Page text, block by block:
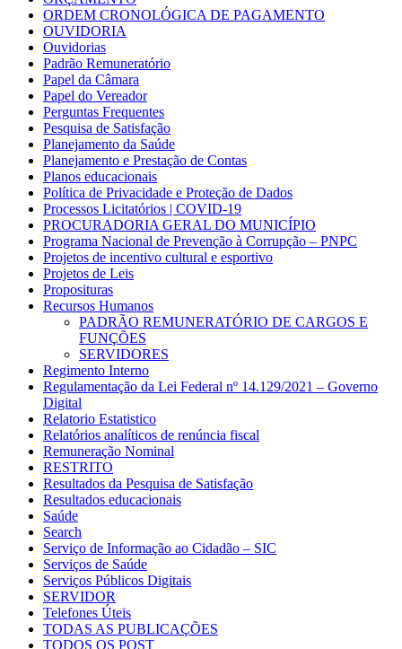
ORDEM CRONOLÓGICA DE PAGAMENTO
OUVIDORIA
Ouvidorias
Padrão Remuneratório
Papel da Câmara
Papel do Vereador
Perguntas Frequentes
Pesquisa de Satisfação
Planejamento da Saúde
Planejamento e Prestação de Contas
Planos educacionais
Política de Privacidade e Proteção de Dados
Processos Licitatórios | COVID-19
PROCURADORIA GERAL DO MUNICÍPIO
Programa Nacional de Prevenção à Corrupção – PNPC
Projetos de incentivo cultural e esportivo
Projetos de Leis
Proposituras
Recursos Humanos
PADRÃO REMUNERATÓRIO DE CARGOS E
FUNÇÕES
SERVIDORES
Regimento Interno
Regulamentação da Lei Federal nº 14.129/2021 – Governo
Digital
Relatorio Estatistico
Relatórios analíticos de renúncia fiscal
Remuneração Nominal
RESTRITO
Resultados da Pesquisa de Satisfação
Resultados educacionais
Saúde
Search
Serviço de Informação ao Cidadão – SIC
Serviços de Saúde
Serviços Públicos Digitais
SERVIDOR
Telefones Úteis
TODAS AS PUBLICAÇÕES
TODOS OS POST